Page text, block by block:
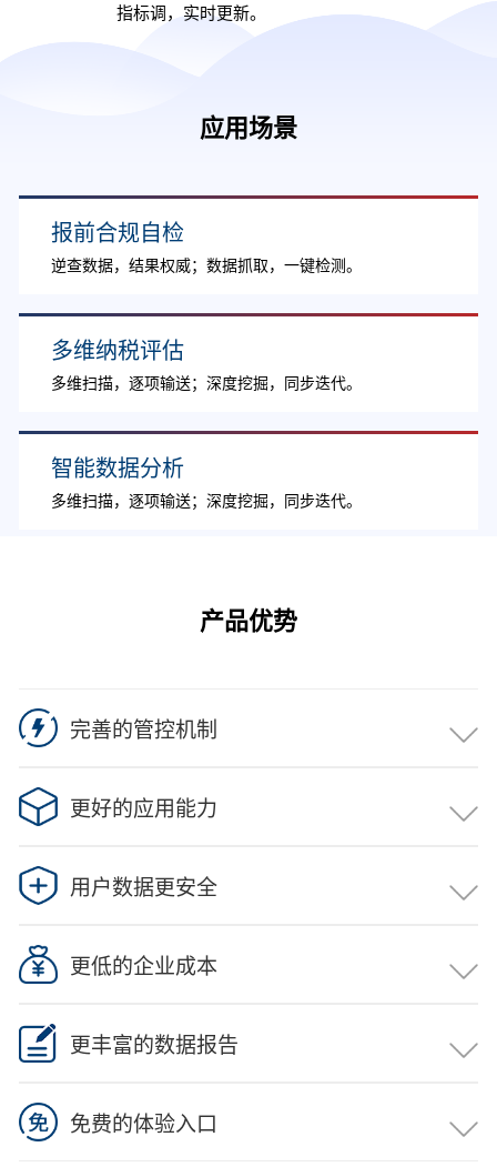
指标调，实时更新。
应用场景
报前合规自检
逆查数据，结果权威；数据抓取，一键检测。
多维纳税评估
多维扫描，逐项输送；深度挖掘，同步迭代。
智能数据分析
多维扫描，逐项输送；深度挖掘，同步迭代。
产品优势
完善的管控机制
系 建设问题研究》中的研究项目，作为中央企业财税风险
控制 的检测软件。
更好的应用能力
系 建设问题研究》中的研究项目，作为中央企业财税风险
控制 的检测软件。
用户数据更安全
系 建设问题研究》中的研究项目，作为中央企业财税风险
控制 的检测软件。
更低的企业成本
系 建设问题研究》中的研究项目，作为中央企业财税风险
控制 的检测软件。
更丰富的数据报告
系 建设问题研究》中的研究项目，作为中央企业财税风险
控制 的检测软件。
免费的体验入口